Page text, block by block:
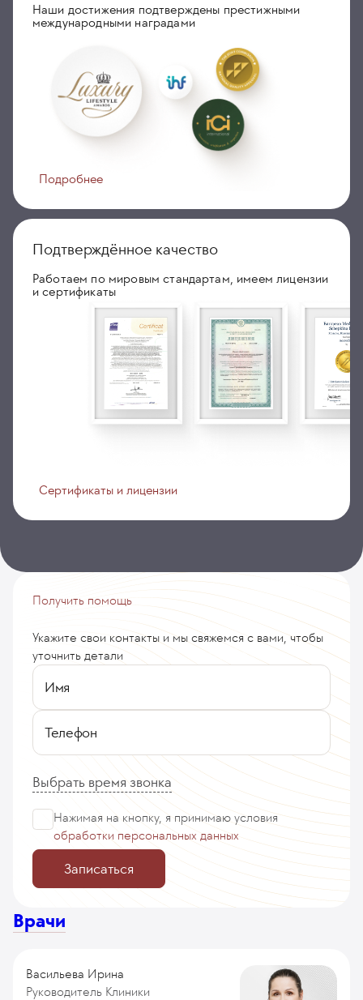
Наши достижения подтверждены престижными
международными наградами
Подробнее
Подтверждённое качество
Работаем по мировым стандартам, имеем лицензии
и сертификаты
Сертификаты и лицензии
Получить помощь
Укажите свои контакты и мы свяжемся с вами, чтобы
уточнить детали
Имя
Телефон
Выбрать время звонка
Нажимая на кнопку, я принимаю условия
обработки персональных данных
Записаться
Врачи
Васильева Ирина
Руководитель Клиники